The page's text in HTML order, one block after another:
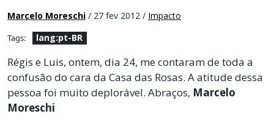
Marcelo Moreschi / 27 fev 2012 / Impacto
Tags: lang:pt-BR
Régis e Luis, ontem, dia 24, me contaram de toda a
confusão do cara da Casa das Rosas. A atitude dessa
pessoa foi muito deplorável. Abraços, Marcelo
Moreschi